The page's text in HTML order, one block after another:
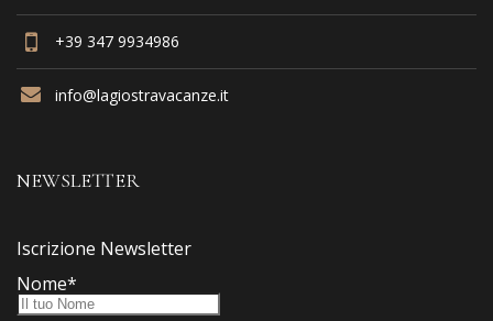
+39 347 9934986
info@lagiostravacanze.it
NEWSLETTER
Iscrizione Newsletter
Nome*